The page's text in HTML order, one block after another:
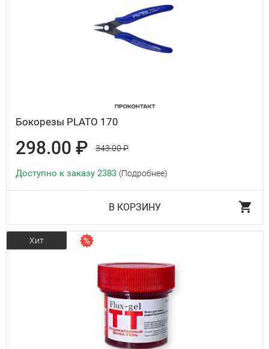
Бокорезы PLATO 170
298.00 ₽ 343.00 ₽
Доступно к заказу 2383 (Подробнее)
В КОРЗИНУ
Хит